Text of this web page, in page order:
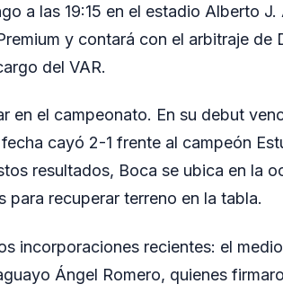
a las 19:15 en el estadio Alberto J.
y contará con el arbitraje de
del VAR.
en el campeonato. En su debut
cayó 2-1 frente al campeón
resultados, Boca se ubica en la
para recuperar terreno en la tabla.
incorporaciones recientes: el
Ángel Romero, quienes